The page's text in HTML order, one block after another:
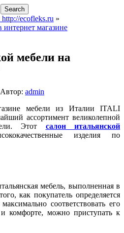
ecofleks.ru »
интернет магазине
мебели на
Автор: admin
мебели из Италии ITALI
ассортимент великолепной
Этот салон итальянской
изделия по
мебель, выполненная в
как покупатель определяется
соответствовать его
комфорте, можно приступать к